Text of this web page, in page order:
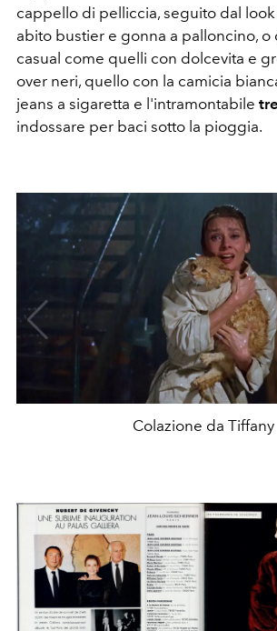
cappello di pelliccia, seguito dal
abito bustier e gonna a palloncino, o
casual come quelli con dolcevita e
over neri, quello con la camicia
jeans a sigaretta e l'intramontabile
indossare per baci sotto la pioggia.
Colazione da Tiffany